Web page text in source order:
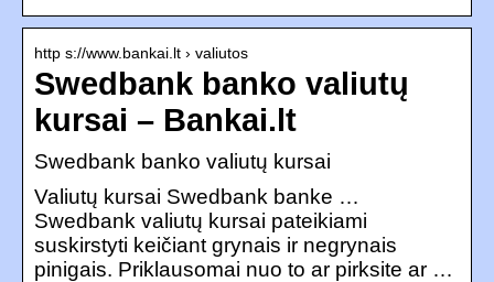
http s://www.bankai.lt › valiutos
Swedbank banko valiutų
kursai – Bankai.lt
Swedbank banko valiutų kursai
Valiutų kursai Swedbank banke …
Swedbank valiutų kursai pateikiami
suskirstyti keičiant grynais ir negrynais
pinigais. Priklausomai nuo to ar pirksite ar …